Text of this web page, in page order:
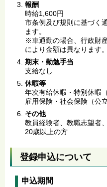
報酬
時給1,600円
市条例及び規則に基づく
ます。
※車通勤の場合、行政財
により金額は異なります。
期末・勤勉手当
支給なし
休暇等
年次有給休暇・特別休暇
雇用保険・社会保険（公
その他
教員経験者、教職志望者
20歳以上の方
登録申込について
申込期間